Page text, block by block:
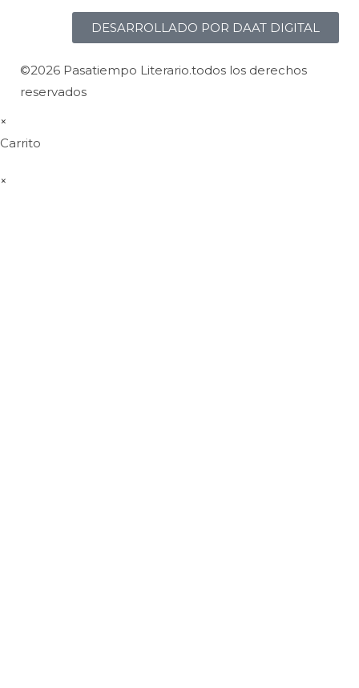
©2026 Pasatiempo Literario.todos los derechos
reservados
DESARROLLADO POR DAAT DIGITAL
×
Carrito
×